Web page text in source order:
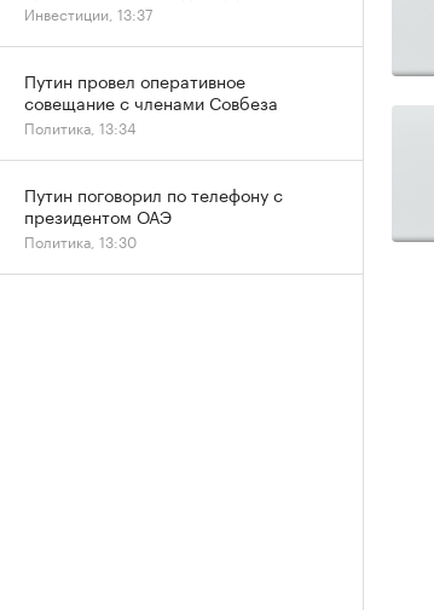
Инвестиции, 13:37
Путин провел оперативное
совещание с членами Совбеза
Политика, 13:34
Путин поговорил по телефону с
президентом ОАЭ
Политика, 13:30